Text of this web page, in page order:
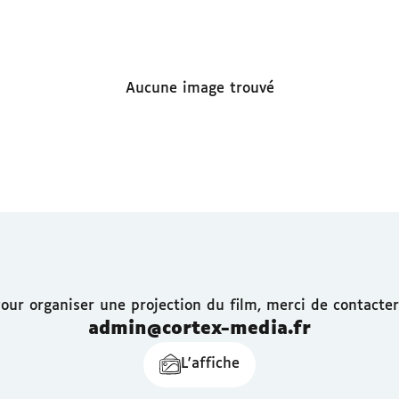
Aucune image trouvé
organiser une projection du film, merci de
admin@cortex-media.fr
L'affiche